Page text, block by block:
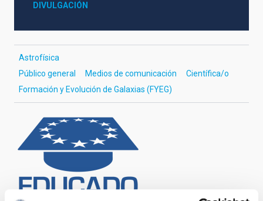
DIVULGACIÓN
Astrofísica
Público general
Medios de comunicación
Científica/o
Formación y Evolución de Galaxias (FYEG)